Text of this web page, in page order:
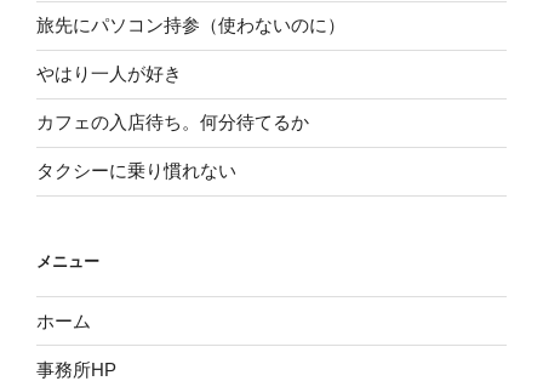
旅先にパソコン持参（使わないのに）
やはり一人が好き
カフェの入店待ち。何分待てるか
タクシーに乗り慣れない
メニュー
ホーム
事務所HP